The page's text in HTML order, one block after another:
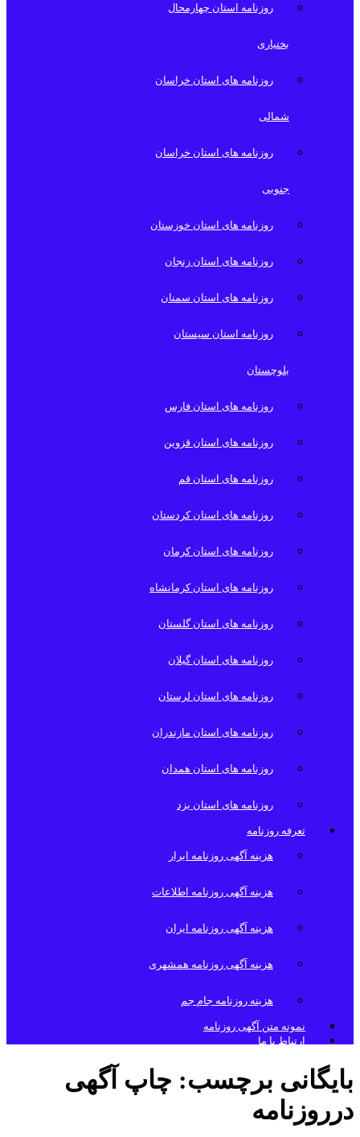
روزنامه استان چهارمحال
بختیاری
روزنامه های استان خراسان
شمالی
روزنامه های استان خراسان
جنوبی
روزنامه های استان خوزستان
روزنامه های استان زنجان
روزنامه های استان سمنان
روزنامه استان سیستان
بلوچستان
روزنامه های استان فارس
روزنامه های استان قزوین
روزنامه های استان قم
روزنامه های استان کردستان
روزنامه های استان کرمان
روزنامه های استان کرمانشاه
روزنامه های استان گلستان
روزنامه های استان گیلان
روزنامه های استان لرستان
روزنامه های استان مازندران
روزنامه های استان همدان
روزنامه های استان یزد
تعرفه روزنامه
هزینه آگهی روزنامه ابرار
هزینه آگهی روزنامه اطلاعات
هزینه آگهی روزنامه ایران
هزینه آگهی روزنامه همشهری
هزینه روزنامه جام جم
نمونه متن آگهی روزنامه
ارتباط با ما
بایگانی برچسب: چاپ آگهی
درروزنامه